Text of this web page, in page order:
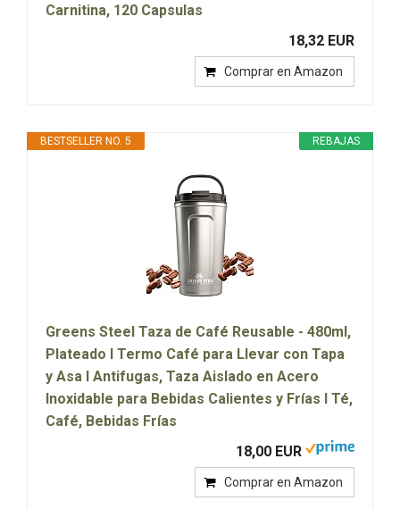
Carnitina, 120 Capsulas
18,32 EUR
Comprar en Amazon
REBAJAS
BESTSELLER NO. 5
Greens Steel Taza de Café Reusable - 480ml,
Plateado I Termo Café para Llevar con Tapa
y Asa I Antifugas, Taza Aislado en Acero
Inoxidable para Bebidas Calientes y Frías I Té,
Café, Bebidas Frías
18,00 EUR
Comprar en Amazon